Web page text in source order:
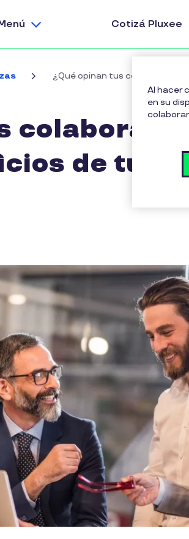
Cotizá Pluxee
¿Qué opinan tus
de tu
Al hacer
en su